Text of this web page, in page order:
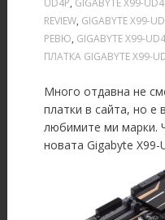
UD4P, GIGABYTE X99-
REVIEW, GIGABYTE X99-
РЕВЮ, GIGABYTE X99-
ПЛАТКА GIGABYTE X99-
Много отдавна не
платки в сайта, но е
любимите ми марки.
новата Gigabyte X99-